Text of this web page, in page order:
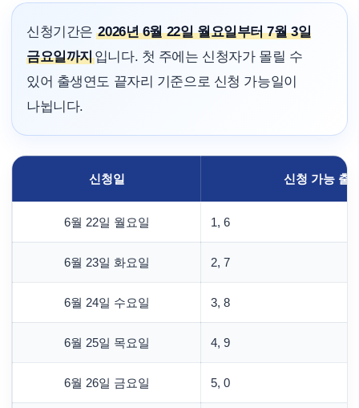
신청기간은2026년 6월 22일 월요일부터 7월 3일
금요일까지입니다. 첫 주에는 신청자가 몰릴 수
있어 출생연도 끝자리 기준으로 신청 가능일이
나뉩니다.
신청일 신청 가능 출
6월 22일 월요일 1, 6
6월 23일 화요일 2, 7
6월 24일 수요일 3, 8
6월 25일 목요일 4, 9
6월 26일 금요일 5, 0